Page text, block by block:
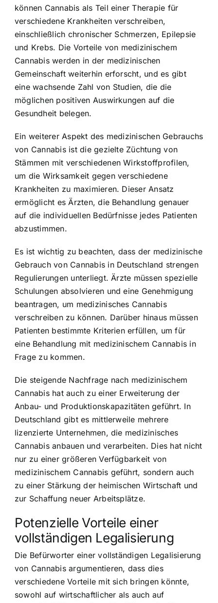
können Cannabis als Teil einer Therapie für
verschiedene Krankheiten verschreiben,
einschließlich chronischer Schmerzen, Epilepsie
und Krebs. Die Vorteile von medizinischem
Cannabiswerden in der medizinischen
Gemeinschaft weiterhin erforscht, und es gibt
eine wachsende Zahl von Studien, die die
möglichen positiven Auswirkungen auf die
Gesundheit belegen.
Ein weiterer Aspekt des medizinischen Gebrauchs
von Cannabis ist diegezielte Züchtung von
Stämmen mit verschiedenen Wirkstoffprofilen,
um die Wirksamkeit gegen verschiedene
Krankheiten zu maximieren. Dieser Ansatz
ermöglicht es Ärzten, die Behandlung genauer
auf die individuellen Bedürfnisse jedes Patienten
abzustimmen.
Es ist wichtig zu beachten, dass der medizinische
Gebrauch von Cannabis in Deutschland strengen
Regulierungen unterliegt. Ärzte müssen spezielle
Schulungen absolvieren und eine Genehmigung
beantragen, um medizinisches Cannabis
verschreiben zu können. Darüber hinaus müssen
Patienten bestimmte Kriterien erfüllen, um für
eine Behandlung mit medizinischem Cannabis in
Frage zu kommen.
Die steigende Nachfrage nach medizinischem
Cannabis hat auch zu einer Erweiterung der
Anbau- und Produktionskapazitätengeführt. In
Deutschland gibt es mittlerweile mehrere
lizenzierte Unternehmen, die medizinisches
Cannabis anbauen und verarbeiten. Dies hat nicht
nur zu einer größeren Verfügbarkeit von
medizinischem Cannabis geführt, sondern auch
zu einer Stärkung der heimischen Wirtschaft und
zur Schaffung neuer Arbeitsplätze.
Potenzielle Vorteile einer
vollständigen Legalisierung
Die Befürworter einer vollständigen Legalisierung
von Cannabis argumentieren, dass dies
verschiedene Vorteile mit sich bringen könnte,
sowohl auf wirtschaftlicher als auch auf